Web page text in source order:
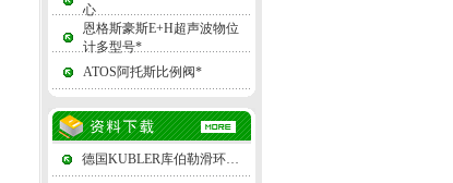
心
恩格斯豪斯E+H超声波物位
计多型号*
ATOS阿托斯比例阀*
德国KUBLER库伯勒滑环由上、下两组电刷和一个差动转接盘组成